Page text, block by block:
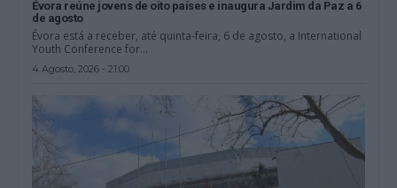
Évora reúne jovens de oito países e inaugura Jardim da Paz a 6
de agosto
Évora está a receber, até quinta-feira, 6 de agosto, a International
Youth Conference for...
4 Agosto, 2026 - 21:00